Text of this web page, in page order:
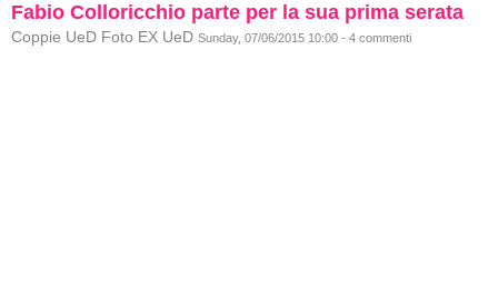
Fabio Colloricchio parte per la sua prima serata
Coppie UeD Foto EX UeD Sunday, 07/06/2015 10:00 - 4 commenti